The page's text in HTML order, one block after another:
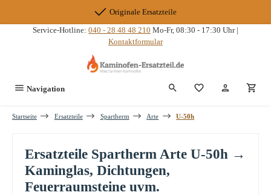
Originale Ersatzteile
Service-Hotline: 040 - 28 48 48 210 Mo-Fr, 08:30 - 17:30 Uhr |
Kontaktformular
Navigation Du hast 0
Startseite Ersatzteile Spartherm Arte U-50h
Ersatzteile Spartherm Arte U-50h →
Kaminglas, Dichtungen,
Feuerraumsteine uvm.